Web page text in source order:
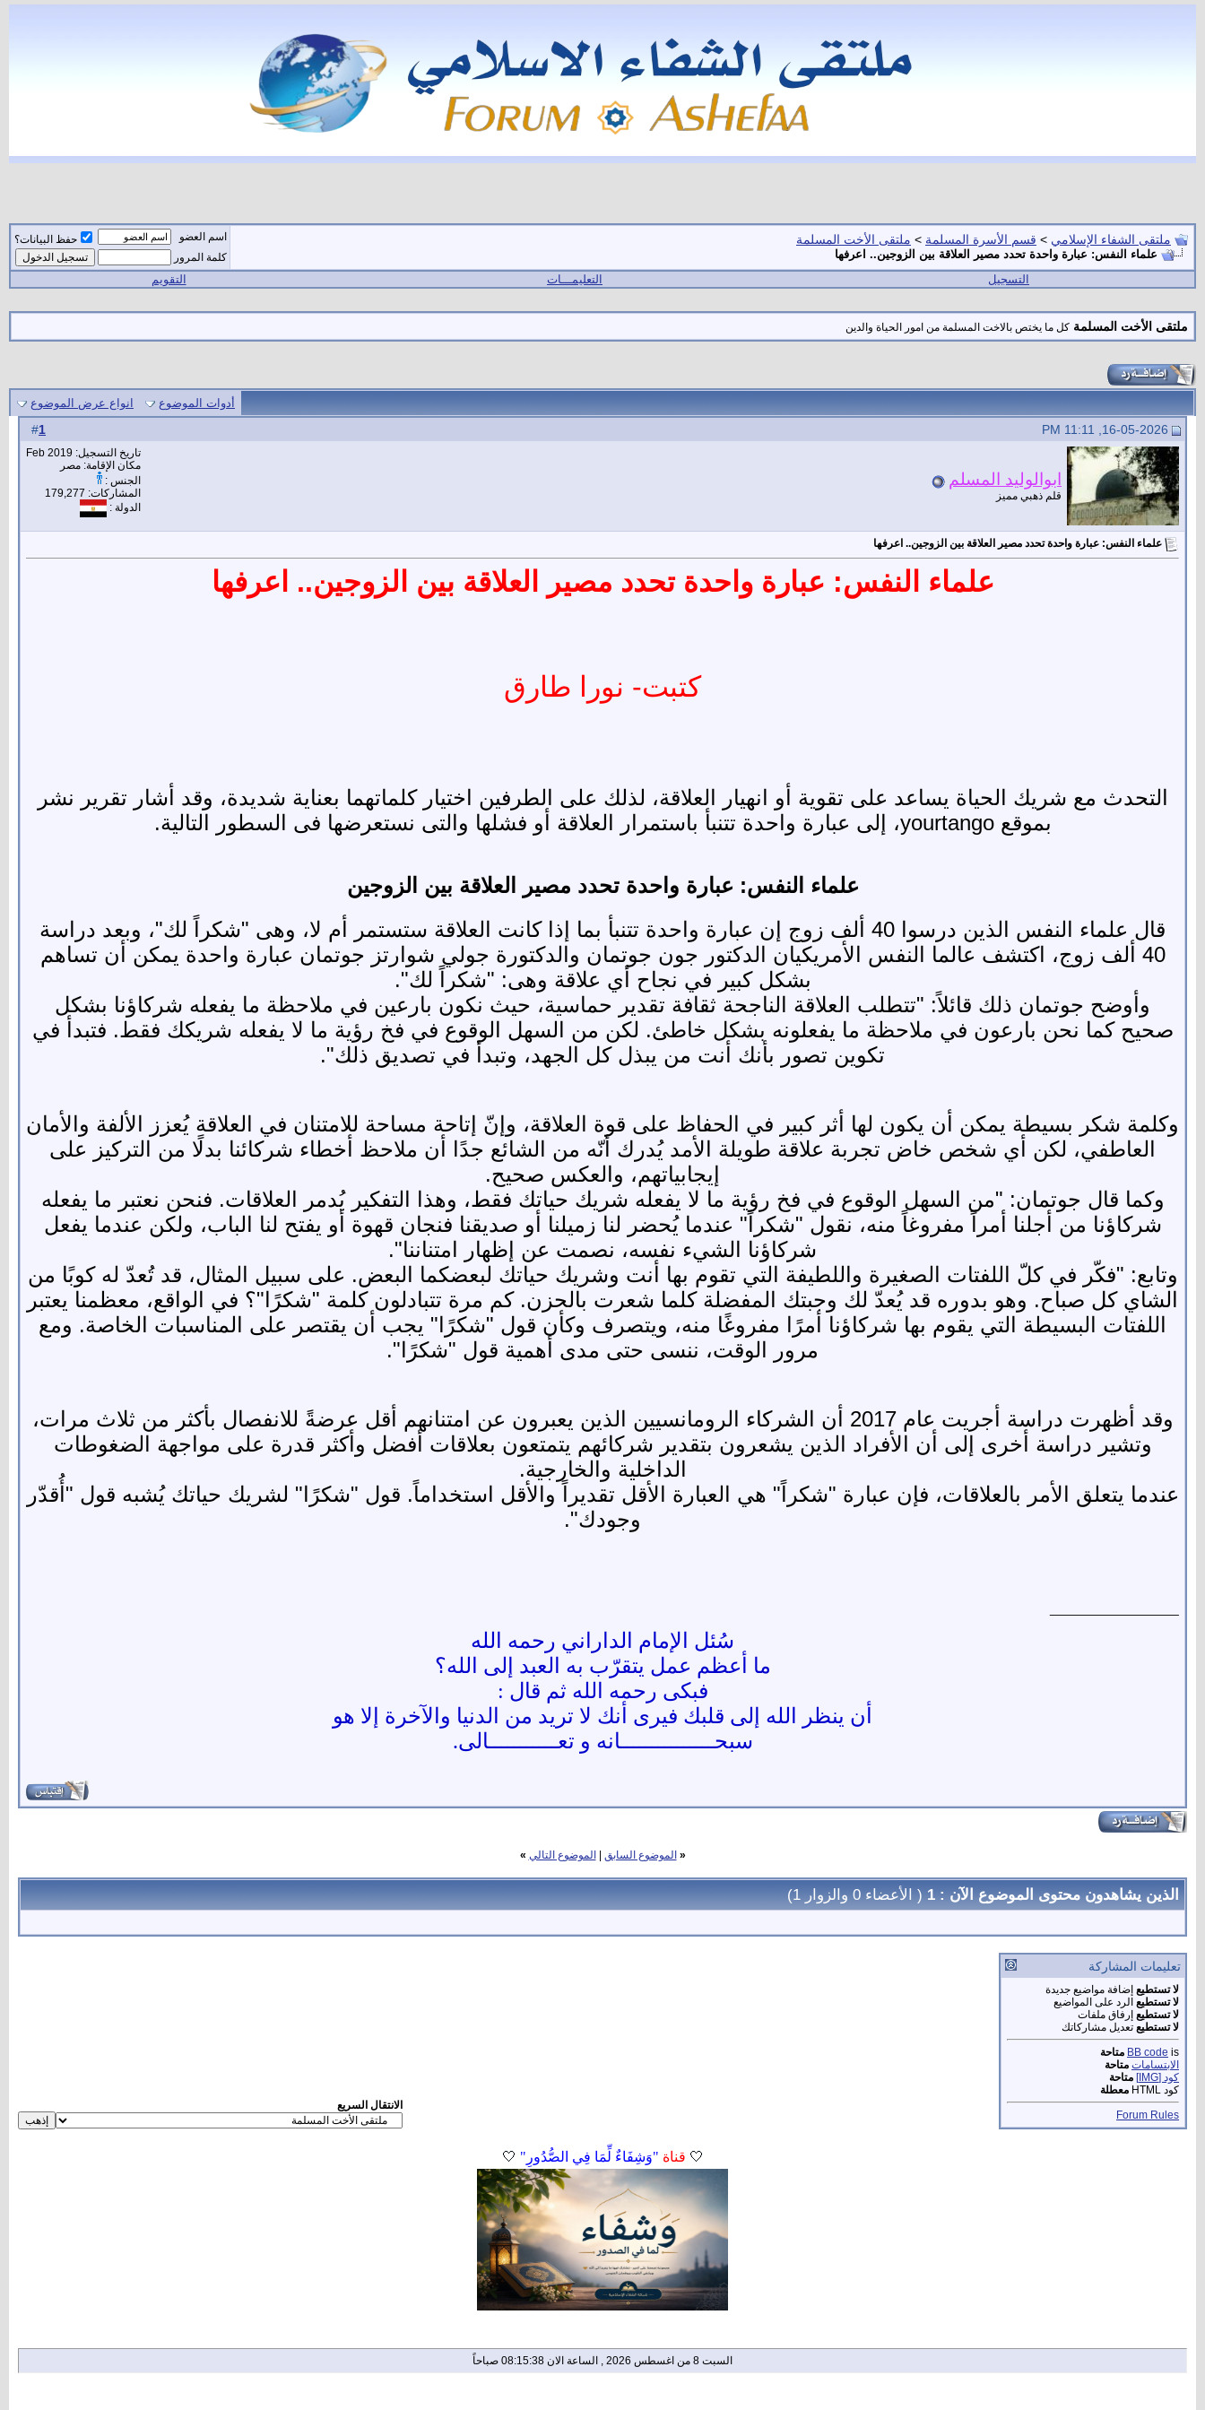
ملتقى الشفاء الإسلامي > قسم الأسرة المسلمة > ملتقى الأخت المسلمة
علماء النفس: عبارة واحدة تحدد مصير العلاقة بين الزوجين.. اعرفها
اسم العضو
حفظ البيانات؟
كلمة المرور
التسجيل التعليمـــات التقويم
ملتقى الأخت المسلمة كل ما يختص بالاخت المسلمة من امور الحياة والدين
أدوات الموضوع انواع عرض الموضوع
1
ابوالوليد المسلم
قلم ذهبي مميز
تاريخ التسجيل: Feb 2019
مكان الإقامة: مصر
الجنس :
المشاركات: 179,277
الدولة :
علماء النفس: عبارة واحدة تحدد مصير العلاقة بين الزوجين.. اعرفها
علماء النفس: عبارة واحدة تحدد مصير العلاقة بين الزوجين.. اعرفها
كتبت- نورا طارق
التحدث مع شريك الحياة يساعد على تقوية أو انهيار العلاقة، لذلك على الطرفين اختيار كلماتهما بعناية شديدة، وقد أشار تقرير نشر
بموقع yourtango، إلى عبارة واحدة تتنبأ باستمرار العلاقة أو فشلها والتى نستعرضها فى السطور التالية.
علماء النفس: عبارة واحدة تحدد مصير العلاقة بين الزوجين
قال علماء النفس الذين درسوا 40 ألف زوج إن عبارة واحدة تتنبأ بما إذا كانت العلاقة ستستمر أم لا، وهى "شكراً لك"، وبعد دراسة
40 ألف زوج، اكتشف عالما النفس الأمريكيان الدكتور جون جوتمان والدكتورة جولي شوارتز جوتمان عبارة واحدة يمكن أن تساهم
بشكل كبير في نجاح أي علاقة وهى: "شكراً لك".
وأوضح جوتمان ذلك قائلاً: "تتطلب العلاقة الناجحة ثقافة تقدير حماسية، حيث نكون بارعين في ملاحظة ما يفعله شركاؤنا بشكل
صحيح كما نحن بارعون في ملاحظة ما يفعلونه بشكل خاطئ. لكن من السهل الوقوع في فخ رؤية ما لا يفعله شريكك فقط. فتبدأ في
تكوين تصور بأنك أنت من يبذل كل الجهد، وتبدأ في تصديق ذلك".
وكلمة شكر بسيطة يمكن أن يكون لها أثر كبير في الحفاظ على قوة العلاقة، وإنّ إتاحة مساحة للامتنان في العلاقة يُعزز الألفة والأمان
العاطفي، لكن أي شخص خاض تجربة علاقة طويلة الأمد يُدرك أنّه من الشائع جدًا أن ملاحظ أخطاء شركائنا بدلًا من التركيز على
إيجابياتهم، والعكس صحيح.
وكما قال جوتمان: "من السهل الوقوع في فخ رؤية ما لا يفعله شريك حياتك فقط، وهذا التفكير يُدمر العلاقات. فنحن نعتبر ما يفعله
شركاؤنا من أجلنا أمراً مفروغاً منه، نقول "شكراً" عندما يُحضر لنا زميلنا أو صديقنا فنجان قهوة أو يفتح لنا الباب، ولكن عندما يفعل
شركاؤنا الشيء نفسه، نصمت عن إظهار امتناننا".
وتابع: "فكّر في كلّ اللفتات الصغيرة واللطيفة التي تقوم بها أنت وشريك حياتك لبعضكما البعض. على سبيل المثال، قد تُعدّ له كوبًا من
الشاي كل صباح. وهو بدوره قد يُعدّ لك وجبتك المفضلة كلما شعرت بالحزن. كم مرة تتبادلون كلمة "شكرًا"؟ في الواقع، معظمنا يعتبر
اللفتات البسيطة التي يقوم بها شركاؤنا أمرًا مفروغًا منه، ويتصرف وكأن قول "شكرًا" يجب أن يقتصر على المناسبات الخاصة. ومع
مرور الوقت، ننسى حتى مدى أهمية قول "شكرًا".
وقد أظهرت دراسة أجريت عام 2017 أن الشركاء الرومانسيين الذين يعبرون عن امتنانهم أقل عرضةً للانفصال بأكثر من ثلاث مرات،
وتشير دراسة أخرى إلى أن الأفراد الذين يشعرون بتقدير شركائهم يتمتعون بعلاقات أفضل وأكثر قدرة على مواجهة الضغوطات
الداخلية والخارجية.
عندما يتعلق الأمر بالعلاقات، فإن عبارة "شكراً" هي العبارة الأقل تقديراً والأقل استخداماً. قول "شكرًا" لشريك حياتك يُشبه قول "أُقدّر
وجودك".
سُئل الإمام الداراني رحمه الله
ما أعظم عمل يتقرّب به العبد إلى الله؟
فبكى رحمه الله ثم قال :
أن ينظر الله إلى قلبك فيرى أنك لا تريد من الدنيا والآخرة إلا هو
سبحـــــــــــــــانه و تعـــــــــــالى.
« الموضوع السابق الموضوع التالي »
الذين يشاهدون محتوى الموضوع الآن : 1 ( الأعضاء 0 والزوار 1)
تعليمات المشاركة
لا تستطيع إضافة مواضيع جديدة
لا تستطيع الرد على المواضيع
لا تستطيع إرفاق ملفات
لا تستطيع تعديل مشاركاتك
BB code is
متاحة
الابتسامات متاحة
كود [IMG]
متاحة
كود HTML
معطلة
Forum Rules
الانتقال السريع
🤍 قناة "وَشِفَاءٌ لِّمَا فِي الصُّدُورِ" 🤍
السبت 8 من اغسطس 2026 , الساعة الان 08:15:39 صباحاً